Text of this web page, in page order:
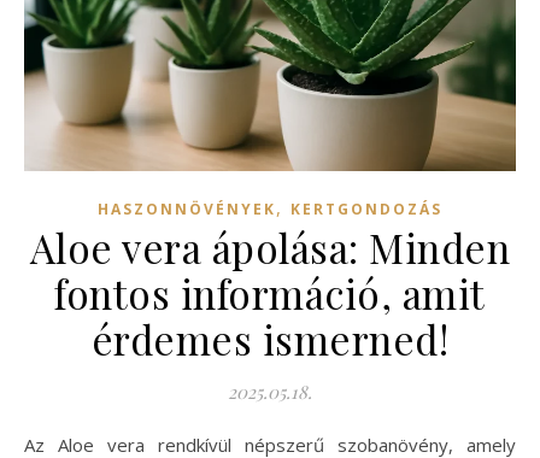
HASZONNÖVÉNYEK, KERTGONDOZÁS
Aloe vera ápolása: Minden
fontos információ, amit
érdemes ismerned!
2025.05.18.
Az Aloe vera rendkívül népszerű szobanövény, amely